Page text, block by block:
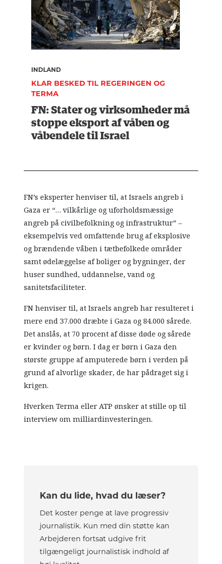
INDLAND
KLAR BESKED TIL REGERINGEN OG
TERMA
FN: Stater og virksomheder må
stoppe eksport af våben og
våbendele til Israel
FN’s eksperter henviser til, at Israels angreb i
Gaza er “… vilkårlige og uforholdsmæssige
angreb på civilbefolkning og infrastruktur” –
eksempelvis ved omfattende brug af eksplosive
og brændende våben i tætbefolkede områder
samt ødelæggelse af boliger og bygninger, der
huser sundhed, uddannelse, vand og
sanitetsfaciliteter.
FN henviser til, at Israels angreb har resulteret i
mere end 37.000 dræbte i Gaza og 84.000 sårede.
Det anslås, at 70 procent af disse døde og sårede
er kvinder og børn. I dag er børn i Gaza den
største gruppe af amputerede børn i verden på
grund af alvorlige skader, de har pådraget sig i
krigen.
Hverken Terma eller ATP ønsker at stille op til
interview om milliardinvesteringen.
Kan du lide, hvad du læser?
Det koster penge at lave progressiv
journalistik. Kun med din støtte kan
Arbejderen fortsat udgive frit
tilgængeligt journalistisk indhold af